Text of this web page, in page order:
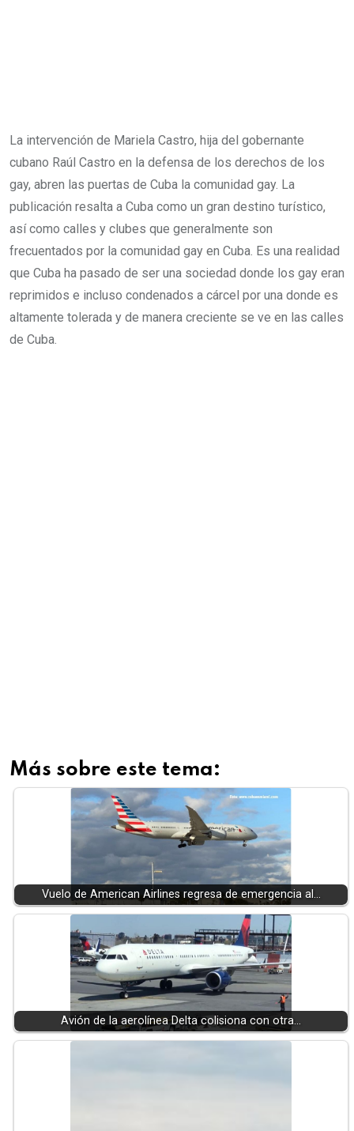
La intervención de Mariela Castro, hija del gobernante
cubano Raúl Castro en la defensa de los derechos de los
gay, abren las puertas de Cuba la comunidad gay. La
publicación resalta a Cuba como un gran destino turístico,
así como calles y clubes que generalmente son
frecuentados por la comunidad gay en Cuba. Es una realidad
que Cuba ha pasado de ser una sociedad donde los gay eran
reprimidos e incluso condenados a cárcel por una donde es
altamente tolerada y de manera creciente se ve en las calles
de Cuba.
Más sobre este tema:
Vuelo de American Airlines regresa de emergencia al…
Avión de la aerolínea Delta colisiona con otra…